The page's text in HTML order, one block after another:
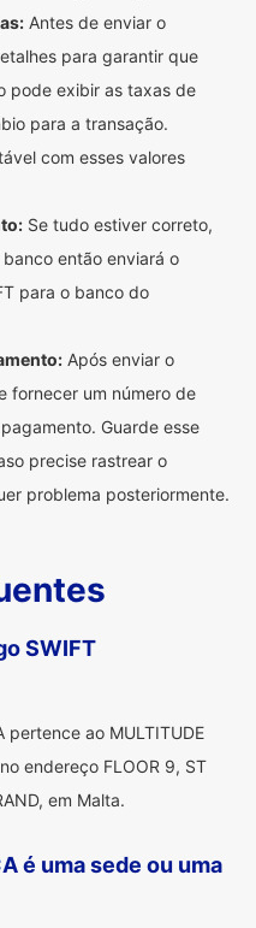
Antes de enviar o
para garantir que
pode exibir as taxas de
para a transação.
com esses valores
Se tudo estiver correto,
então enviará o
para o banco do
Após enviar o
fornecer um número de
Guarde esse
precise rastrear o
problema posteriormente.
SWIFT
pertence ao MULTITUDE
endereço FLOOR 9, ST
em Malta.
é uma sede ou uma